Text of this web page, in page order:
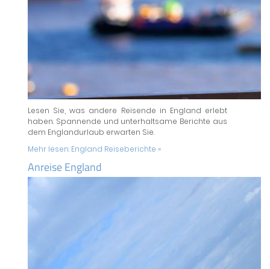
Lesen Sie, was andere Reisende in England erlebt
haben. Spannende und unterhaltsame Berichte aus
dem Englandurlaub erwarten Sie.
Mehr lesen: England Reiseberichte »
Anreise England